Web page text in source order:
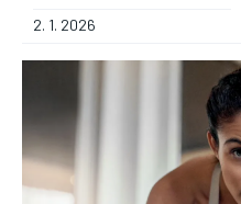
―
2. 1. 2026